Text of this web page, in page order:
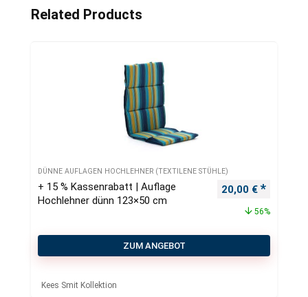
Related Products
DÜNNE AUFLAGEN HOCHLEHNER (TEXTILENE STÜHLE)
+ 15 % Kassenrabatt | Auflage
Hochlehner dünn 123×50 cm
Ursprünglicher
20,00 €
56%
ZUM ANGEBOT
Kees Smit Kollektion